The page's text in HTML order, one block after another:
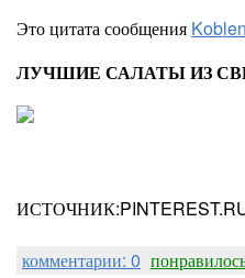
Это цитата сообщения
ЛУЧШИЕ САЛАТЫ ИЗ
комментарии: 0